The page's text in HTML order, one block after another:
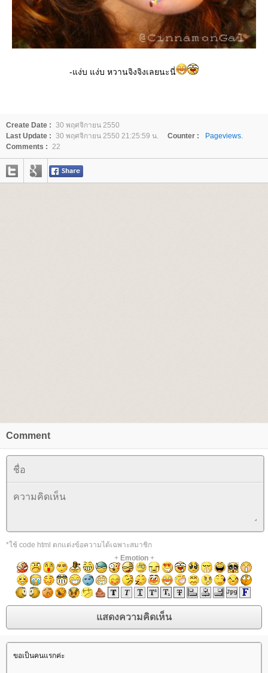
-แง่บ แง่บ หวานจิงจิงเลยนะนี่
Create Date : 30 พฤศจิกายน 2550
Last Update : 30 พฤศจิกายน 2550 21:25:59 น. Counter :
Pageviews.
Comments :
22
Comment
*ใช้ code html ตกแต่งข้อความได้เฉพาะสมาชิก
+ Emotion+
ขอเป็นคนแรกค่ะ